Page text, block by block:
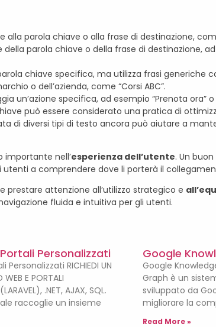
parola chiave o alla frase di destinazione,
parola chiave o della frase di destinazione,
chiave specifica, ma utilizza frasi generiche
o dell’azienda, come “Corsi ABC”.
un’azione specifica, ad esempio “Prenota ora” o
può essere considerato una pratica di
di diversi tipi di testo ancora può aiutare a
importante nell’esperienza dell’utente. Un
a comprendere dove li porterà il
prestare attenzione all’utilizzo strategico e
fluida e intuitiva per gli utenti.
Personalizzati
RICHIEDI UN
WEB E PORTALI
.NET, AJAX, SQL.
raccoglie un insieme
Google
Google
Graph è un
sviluppato da
migliorare la
Read More »